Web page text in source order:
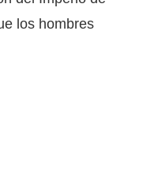
los hombres